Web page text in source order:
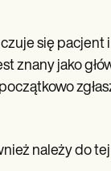
się pacjent
znany jako
należy do